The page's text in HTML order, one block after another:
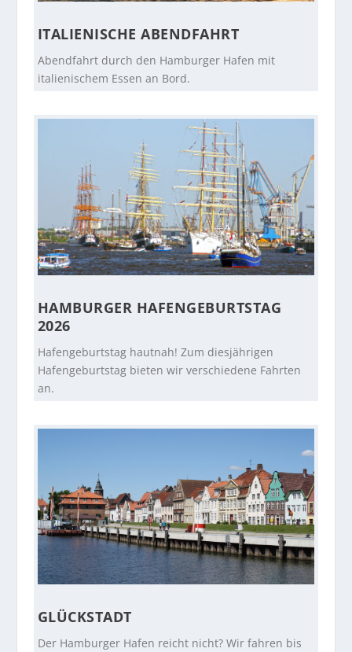
ITALIENISCHE ABENDFAHRT
Abendfahrt durch den Hamburger Hafen mit
italienischem Essen an Bord.
HAMBURGER HAFENGEBURTSTAG
2026
Hafengeburtstag hautnah! Zum diesjährigen
Hafengeburtstag bieten wir verschiedene Fahrten
an.
GLÜCKSTADT
Der Hamburger Hafen reicht nicht? Wir fahren bis